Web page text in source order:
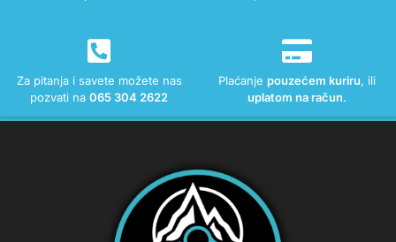
Za pitanja i savete možete nas
pozvati na 065 304 2622
Plaćanje pouzećem kuriru, ili
uplatom na račun.